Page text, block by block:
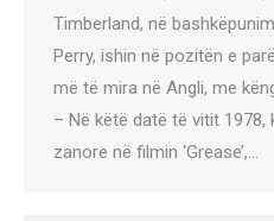
Timberland, në
Perry, ishin në pozitën e
më të mira në Angli, me
– Në këtë datë të vitit 1978,
zanore në filmin ‘Grease’,…